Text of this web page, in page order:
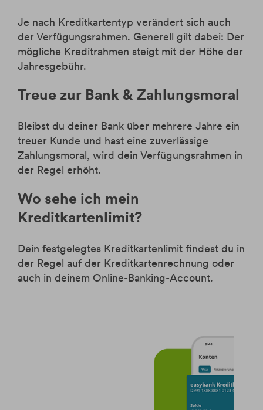
Je nach Kreditkartentyp verändert sich auch
der Verfügungsrahmen. Generell gilt dabei: Der
mögliche Kreditrahmen steigt mit der Höhe der
Jahresgebühr.
Treue zur Bank & Zahlungsmoral
Bleibst du deiner Bank über mehrere Jahre ein
treuer Kunde und hast eine zuverlässige
Zahlungsmoral, wird dein Verfügungsrahmen in
der Regel erhöht.
Wo sehe ich mein
Kreditkartenlimit?
Dein festgelegtes Kreditkartenlimit findest du in
der Regel auf der Kreditkartenrechnung oder
auch in deinem Online-Banking-Account.